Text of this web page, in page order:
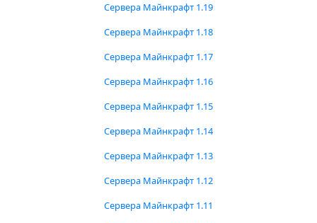
Сервера Майнкрафт 1.19
Сервера Майнкрафт 1.18
Сервера Майнкрафт 1.17
Сервера Майнкрафт 1.16
Сервера Майнкрафт 1.15
Сервера Майнкрафт 1.14
Сервера Майнкрафт 1.13
Сервера Майнкрафт 1.12
Сервера Майнкрафт 1.11